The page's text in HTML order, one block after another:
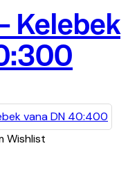
Kelebek
Wishlist